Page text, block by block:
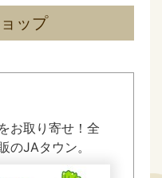
ップ
お取り寄せ！全
のJAタウン。